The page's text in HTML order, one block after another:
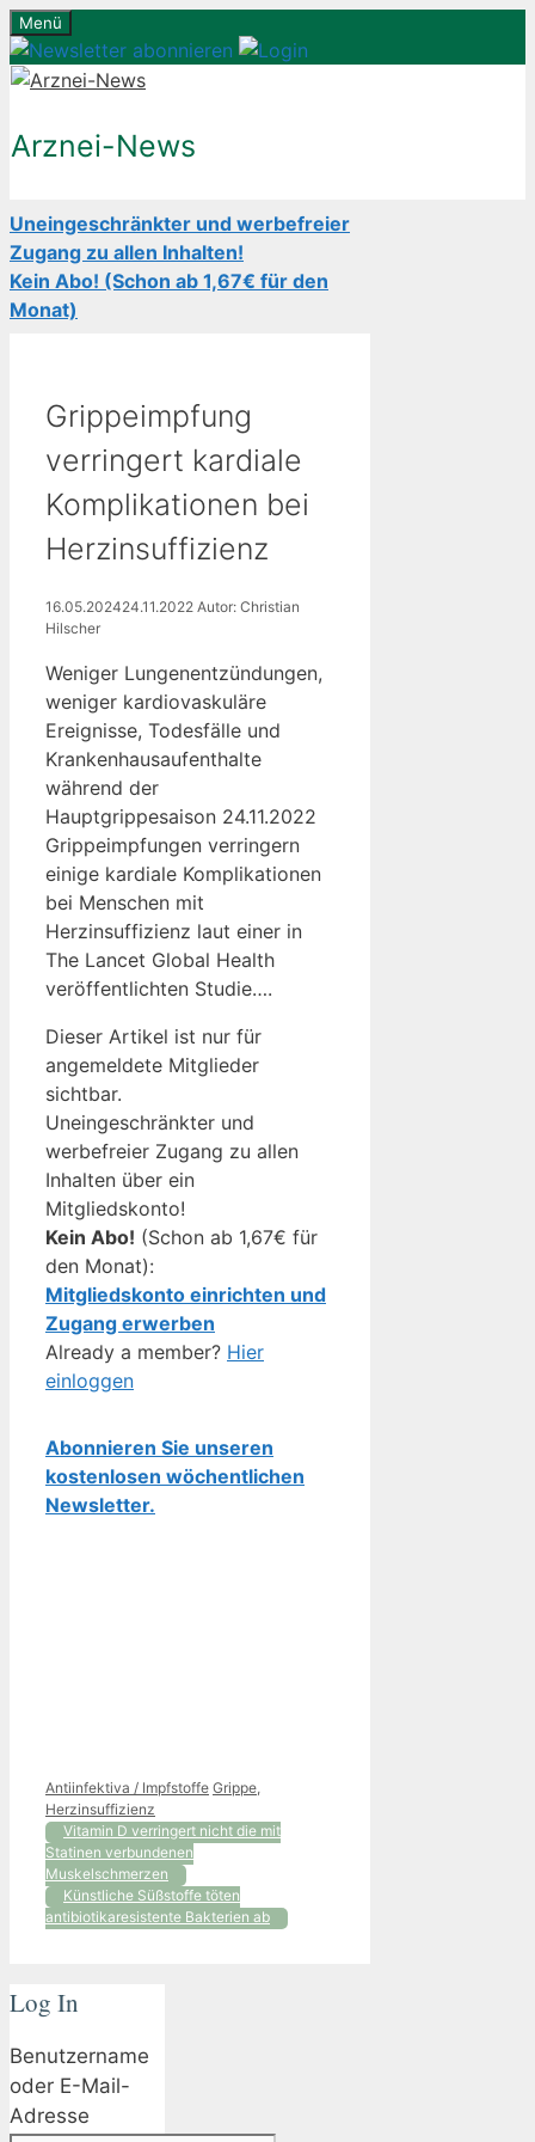
Zum
Inhalt
springen
Menü
Arznei-News
Uneingeschränkter und werbefreier
Zugang zu allen Inhalten!
Kein Abo! (Schon ab 1,67€ für den
Monat)
Grippeimpfung
verringert kardiale
Komplikationen bei
Herzinsuffizienz
16.05.202424.11.2022 Autor: Christian
Hilscher
Weniger Lungenentzündungen,
weniger kardiovaskuläre
Ereignisse, Todesfälle und
Krankenhausaufenthalte
während der
Hauptgrippesaison 24.11.2022
Grippeimpfungen verringern
einige kardiale Komplikationen
bei Menschen mit
Herzinsuffizienz laut einer in
The Lancet Global Health
veröffentlichten Studie….
Dieser Artikel ist nur für
angemeldete Mitglieder
sichtbar.
Uneingeschränkter und
werbefreier Zugang zu allen
Inhalten über ein
Mitgliedskonto!
Kein Abo! (Schon ab 1,67€ für
den Monat):
Mitgliedskonto einrichten und
Zugang erwerben
Already a member? Hier
einloggen
Abonnieren Sie unseren
kostenlosen wöchentlichen
Newsletter.
Kategorien
Antiinfektiva / Impfstoffe Schlagwörter
Grippe
Herzinsuffizienz
Vitamin D verringert nicht die mit
Statinen verbundenen
Muskelschmerzen
Künstliche Süßstoffe töten
antibiotikaresistente Bakterien ab
Log In
Benutzername
oder E-Mail-
Adresse